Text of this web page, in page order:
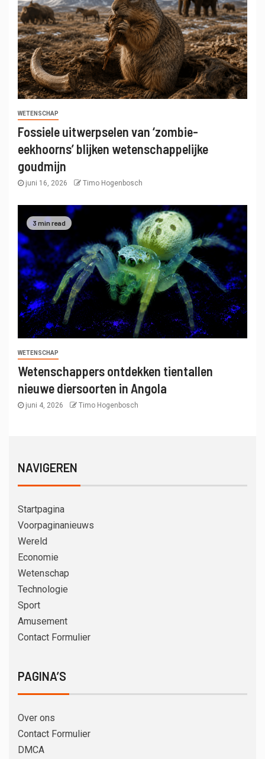
WETENSCHAP
Fossiele uitwerpselen van ‘zombie-
eekhoorns’ blijken wetenschappelijke
goudmijn
juni 16, 2026 Timo Hogenbosch
3 min read
WETENSCHAP
Wetenschappers ontdekken tientallen
nieuwe diersoorten in Angola
juni 4, 2026 Timo Hogenbosch
NAVIGEREN
Startpagina
Voorpaginanieuws
Wereld
Economie
Wetenschap
Technologie
Sport
Amusement
Contact Formulier
PAGINA’S
Over ons
Contact Formulier
DMCA